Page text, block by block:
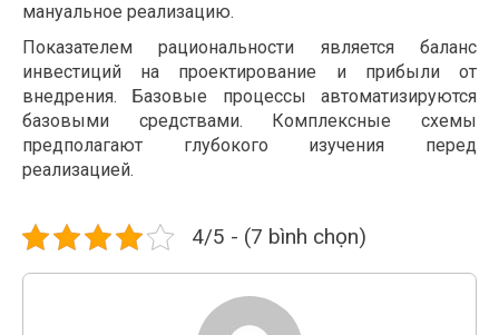
мануальное реализацию.
Показателем рациональности является баланс
инвестиций на проектирование и прибыли от
внедрения. Базовые процессы автоматизируются
базовыми средствами. Комплексные схемы
предполагают глубокого изучения перед
реализацией.
4/5 - (7 bình chọn)